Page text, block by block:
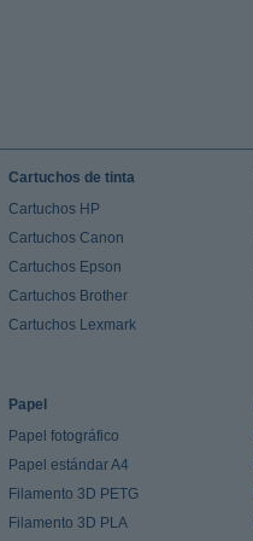
Cartuchos de tinta
Cartuchos HP
Cartuchos Canon
Cartuchos Epson
Cartuchos Brother
Cartuchos Lexmark
Papel
Papel fotográfico
Papel estándar A4
Filamento 3D PETG
Filamento 3D PLA